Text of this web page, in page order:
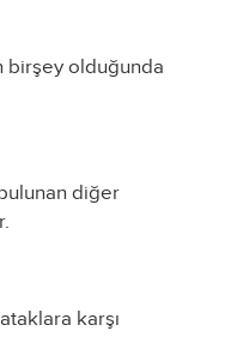
birşey olduğunda
diğer
karşı